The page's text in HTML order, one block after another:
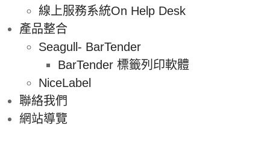
線上服務系統On Help Desk
產品整合
Seagull- BarTender
BarTender 標籤列印軟體
NiceLabel
聯絡我們
網站導覽